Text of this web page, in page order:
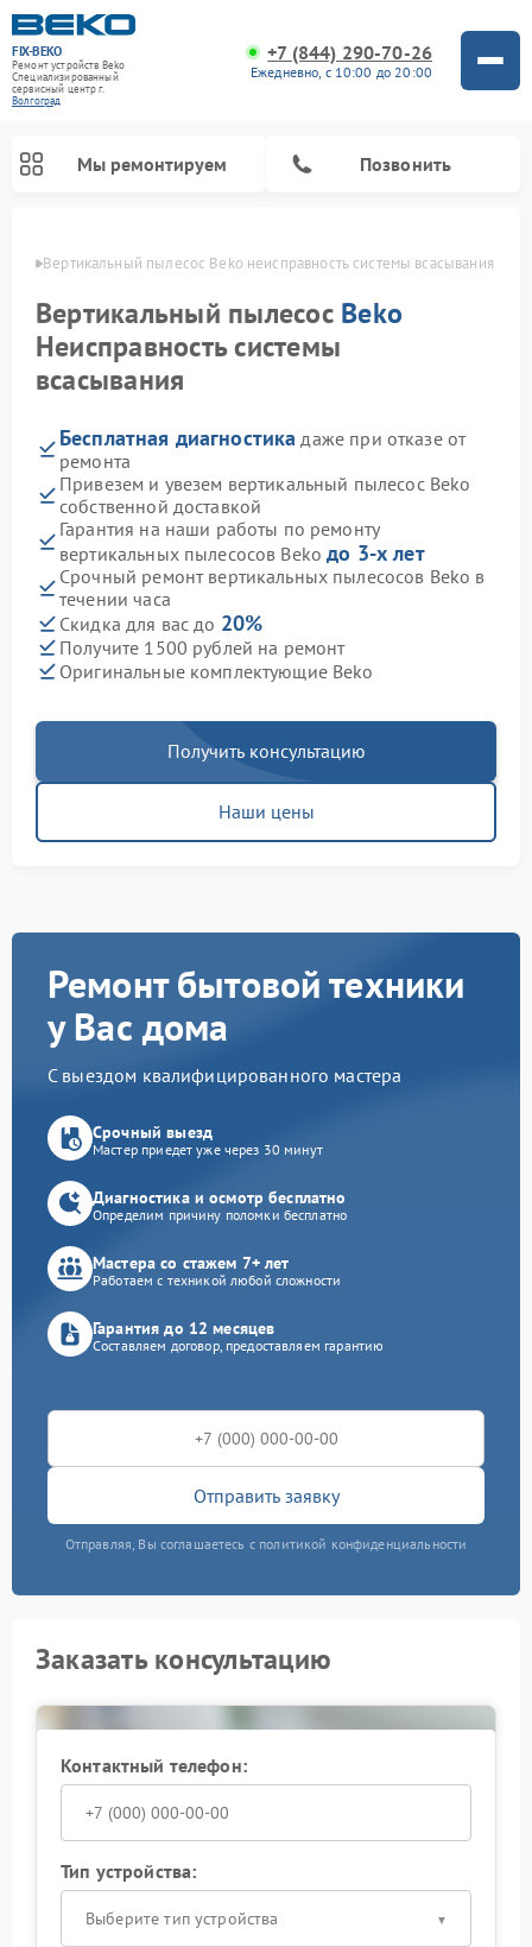
FIX-BEKO
Ремонт устройств Beko
Специализированный
cервисный центр г.
Волгоград
+7 (844) 290-70-26
Ежедневно, с 10:00 до 20:00
Мы ремонтируем Позвонить
Вертикальный пылесос Beko неисправность системы всасывания
Вертикальный пылесос Beko
Неисправность системы
всасывания
Бесплатная диагностика даже при отказе от
ремонта
Привезем и увезем вертикальный пылесос Beko
собственной доставкой
Гарантия на наши работы по ремонту
вертикальных пылесосов Bekoдо 3-х лет
Срочный ремонт вертикальных пылесосов Beko в
течении часа
Скидка для вас до 20%
Получите 1500 рублей на ремонт
Оригинальные комплектующие Beko
Получить консультацию
Наши цены
Ремонт бытовой техники
у Вас дома
С выездом квалифицированного мастера
Срочный выезд
Мастер приедет уже через 30 минут
Диагностика и осмотр бесплатно
Определим причину поломки бесплатно
Мастера со стажем 7+ лет
Работаем с техникой любой сложности
Гарантия до 12 месяцев
Составляем договор, предоставляем гарантию
Отправить заявку
Отправляя, Вы соглашаетесь с политикой конфиденциальности
Заказать консультацию
Контактный телефон:
Тип устройства:
Выберите тип устройства